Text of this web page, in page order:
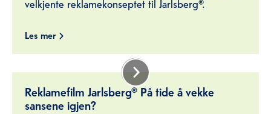
Les mer
Reklamefilm Jarlsberg® På tide å vekke
sansene igjen?